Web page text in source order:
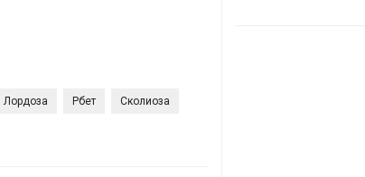
Лордоза Рбет Сколиоза